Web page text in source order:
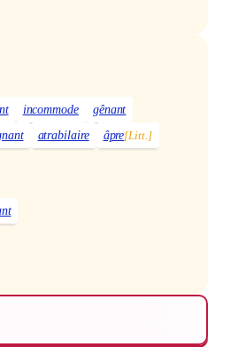
incommode
gênant
atrabilaire âpre[Litt.]